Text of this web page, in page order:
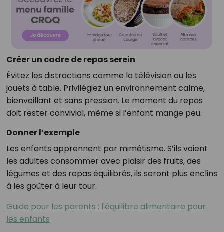
Créer un cadre de repas serein
Évitez les distractions comme la télévision ou les
jouets à table. Privilégiez un environnement calme,
bienveillant et sans pression. Le moment du repas
doit rester convivial, même si l’enfant mange peu.
Donner l’exemple
Les enfants apprennent par mimétisme. S’ils voient
les adultes consommer avec plaisir des fruits, des
légumes et des repas équilibrés, ils seront plus enclins
à les goûter à leur tour.
Guide pour les parents : l'équilibre alimentaire pour
les enfants